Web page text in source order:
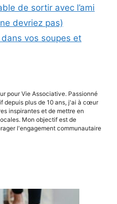
de sortir avec l’ami
devriez pas)
vos soupes et
pour Vie Associative. Passionné
depuis plus de 10 ans, j'ai à cœur
inspirantes et de mettre en
Mon objectif est de
l'engagement communautaire